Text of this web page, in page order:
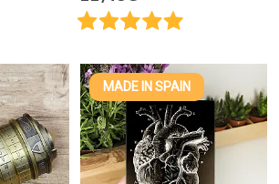
MADE IN SPAIN